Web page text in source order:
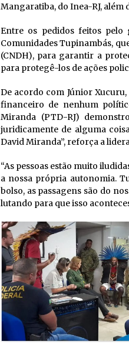
Mangaratiba, do Inea-RJ, além
Entre os pedidos feitos
Comunidades Tupinambás,
(CNDH), para garantir a
para protegê-los de ações
De acordo com Júnior
financeiro de nenhum
Miranda (PTD-RJ)
juridicamente de alguma
David Miranda”, reforça a
“As pessoas estão muito
a nossa própria autonomia.
bolso, as passagens são do
lutando para que isso